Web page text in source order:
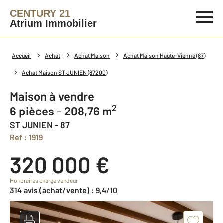
CENTURY 21
Atrium Immobilier
Accueil Achat Achat Maison Achat Maison Haute-Vienne (87)
Achat Maison ST JUNIEN (87200)
Maison à vendre
6 pièces - 208,76 m2
ST JUNIEN - 87
Ref : 1919
320 000 €
Honoraires charge vendeur
314 avis (achat/vente) : 9,4/10